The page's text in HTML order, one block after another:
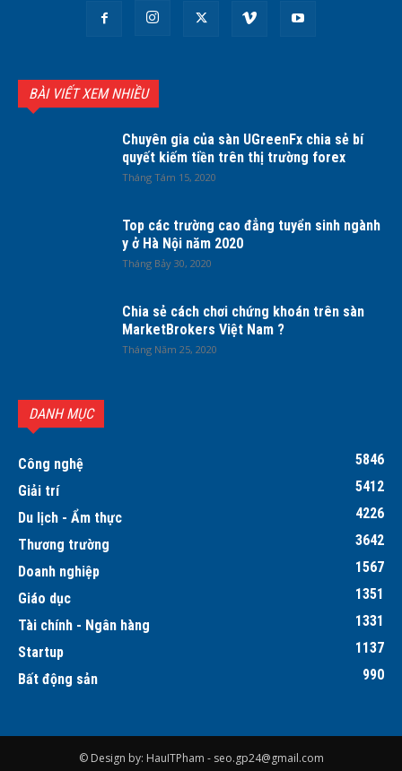
BÀI VIẾT XEM NHIỀU
Chuyên gia của sàn UGreenFx chia sẻ bí
quyết kiếm tiền trên thị trường forex
Tháng Tám 15, 2020
Top các trường cao đẳng tuyển sinh ngành
y ở Hà Nội năm 2020
Tháng Bảy 30, 2020
Chia sẻ cách chơi chứng khoán trên sàn
MarketBrokers Việt Nam ?
Tháng Năm 25, 2020
DANH MỤC
Công nghệ
5846
Giải trí
5412
Du lịch - Ẩm thực
4226
Thương trường
3642
Doanh nghiệp
1567
Giáo dục
1351
Tài chính - Ngân hàng
1331
Startup
1137
Bất động sản
990
© Design by: HauITPham - seo.gp24@gmail.com